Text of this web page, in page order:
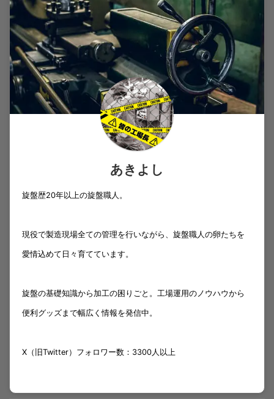
あきよし
旋盤歴20年以上の旋盤職人。
現役で製造現場全ての管理を行いながら、旋盤職人の卵たちを
愛情込めて日々育てています。
旋盤の基礎知識から加工の困りごと。工場運用のノウハウから
便利グッズまで幅広く情報を発信中。
X（旧Twitter）フォロワー数：3300人以上